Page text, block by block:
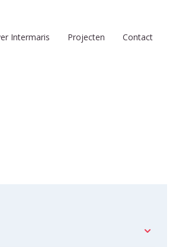
Intermaris Projecten Contact